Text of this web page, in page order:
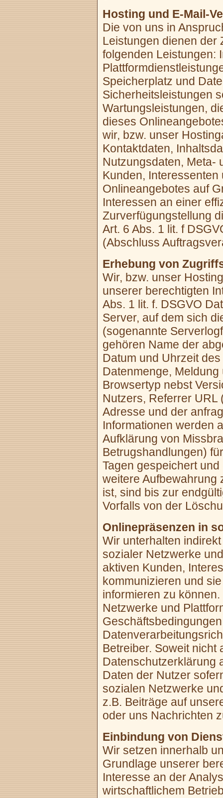
Hosting und E-Mail-
Die von uns in
Leistungen dienen der
folgenden Leistungen:
Speicherplatz und
Sicherheitsleistungen
Wartungsleistungen,
dieses
wir, bzw. unser
Kontaktdaten,
Nutzungsdaten, Meta-
Kunden,
Onlineangebotes auf
Interessen an einer
Zurverfügungstellung
Art. 6 Abs. 1 lit. f
(Abschluss
Erhebung von
Wir, bzw. unser
unserer berechtigten
Abs. 1 lit. f. DSGVO
Server, auf dem sich
(sogenannte
gehören Name der
Datum und Uhrzeit
Datenmenge,
Browsertyp nebst
Nutzers, Referrer URL
Adresse und der
Informationen werden
Aufklärung von
Betrugshandlungen)
Tagen gespeichert
weitere Aufbewahrung
ist, sind bis zur
Vorfalls von der
Onlinepräsenzen in
Wir unterhalten
sozialer Netzwerke
aktiven Kunden,
kommunizieren und
informieren zu
Netzwerke und
Betreiber. Soweit nicht
Datenschutzerklärung
Daten der Nutzer
sozialen Netzwerke
z.B. Beiträge auf
oder uns Nachrichten
Einbindung von
Wir setzen innerhalb
Grundlage unserer
Interesse an der
wirtschaftlichem